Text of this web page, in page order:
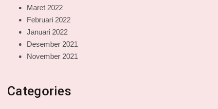
Maret 2022
Februari 2022
Januari 2022
Desember 2021
November 2021
Categories